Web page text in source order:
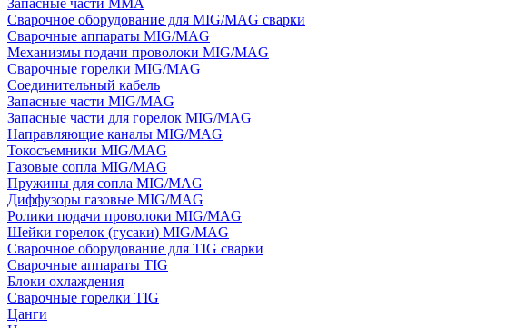
Запасные части MMA
Сварочное оборудование для MIG/MAG сварки
Сварочные аппараты MIG/MAG
Механизмы подачи проволоки MIG/MAG
Сварочные горелки MIG/MAG
Соединительный кабель
Запасные части MIG/MAG
Запасные части для горелок MIG/MAG
Направляющие каналы MIG/MAG
Токосъемники MIG/MAG
Газовые сопла MIG/MAG
Пружины для сопла MIG/MAG
Диффузоры газовые MIG/MAG
Ролики подачи проволоки MIG/MAG
Шейки горелок (гусаки) MIG/MAG
Сварочное оборудование для TIG сварки
Сварочные аппараты TIG
Блоки охлаждения
Сварочные горелки TIG
Цанги